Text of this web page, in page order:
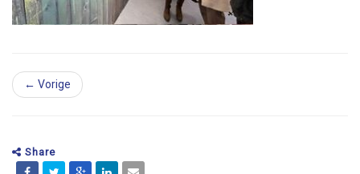
← Vorige
Share